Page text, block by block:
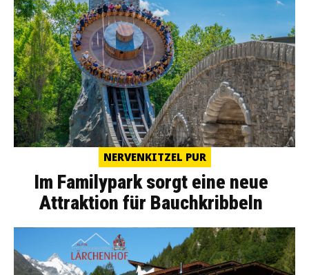
NERVENKITZEL PUR
Im Familypark sorgt eine neue
Attraktion für Bauchkribbeln